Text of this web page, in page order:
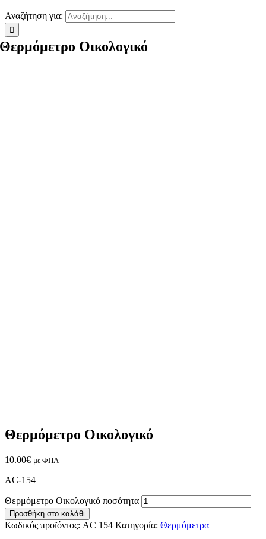
Αναζήτηση για:
Θερμόμετρο Οικολογικό
Θερμόμετρο Οικολογικό
10.00€ με ΦΠΑ
AC-154
Θερμόμετρο Οικολογικό ποσότητα
Προσθήκη στο καλάθι
Κωδικός προϊόντος: AC 154 Κατηγορία: Θερμόμετρα